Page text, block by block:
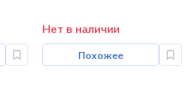
Нет в наличии
Похожее